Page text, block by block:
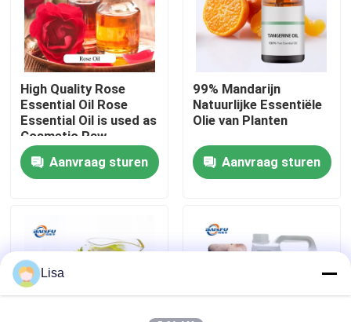
VR-show
Over ons
Fabriekstocht
Kwaliteitscontrole
Nieuws
High Quality Rose
Essential Oil Rose
Essential Oil is used as
Cosmetic Raw
Material
Aanvraag sturen
99% Mandarijn
Natuurlijke Essentiële
Olie van Planten
Aanvraag sturen
Lisa